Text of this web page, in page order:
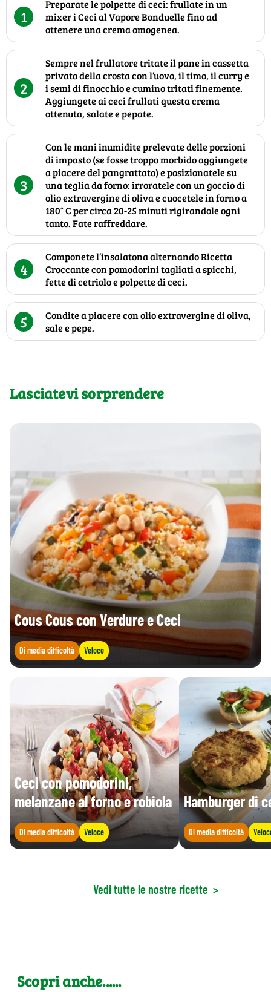
1
Preparate le polpette di ceci: frullate in un
mixer i Ceci al Vapore Bonduelle fino ad
ottenere una crema omogenea.
2
Sempre nel frullatore tritate il pane in cassetta
privato della crosta con l’uovo, il timo, il curry e
i semi di finocchio e cumino tritati finemente.
Aggiungete ai ceci frullati questa crema
ottenuta, salate e pepate.
3
Con le mani inumidite prelevate delle porzioni
di impasto (se fosse troppo morbido aggiungete
a piacere del pangrattato) e posizionatele su
una teglia da forno: irroratele con un goccio di
olio extravergine di oliva e cuocetele in forno a
180° C per circa 20-25 minuti rigirandole ogni
tanto. Fate raffreddare.
4
Componete l’insalatona alternando Ricetta
Croccante con pomodorini tagliati a spicchi,
fette di cetriolo e polpette di ceci.
5
Condite a piacere con olio extravergine di oliva,
sale e pepe.
Lasciatevi sorprendere
Cous Cous con Verdure e Ceci
Di media difficoltà Veloce
Ceci con pomodorini,
melanzane al forno e robiola
Di media difficoltà Veloce
Hamburger di
Di media difficoltà
Vedi tutte le nostre ricette >
Scopri anche......